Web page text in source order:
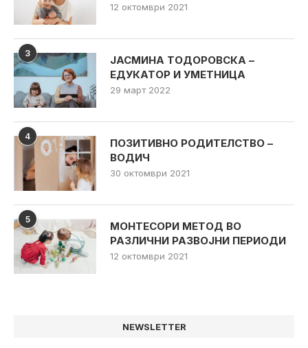
12 октомври 2021
3
ЈАСМИНА ТОДОРОВСКА –
ЕДУКАТОР И УМЕТНИЦА
29 март 2022
4
ПОЗИТИВНО РОДИТЕЛСТВО –
ВОДИЧ
30 октомври 2021
5
МОНТЕСОРИ МЕТОД ВО
РАЗЛИЧНИ РАЗВОЈНИ ПЕРИОДИ
12 октомври 2021
NEWSLETTER